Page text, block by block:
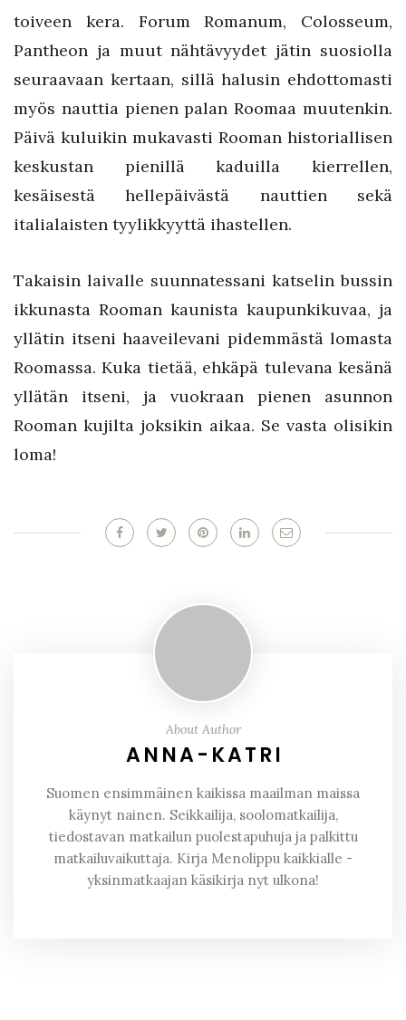
toiveen kera. Forum Romanum, Colosseum,
Pantheon ja muut nähtävyydet jätin suosiolla
seuraavaan kertaan, sillä halusin ehdottomasti
myös nauttia pienen palan Roomaa muutenkin.
Päivä kuluikin mukavasti Rooman historiallisen
keskustan pienillä kaduilla kierrellen,
kesäisestä hellepäivästä nauttien sekä
italialaisten tyylikkyyttä ihastellen.
Takaisin laivalle suunnatessani katselin bussin
ikkunasta Rooman kaunista kaupunkikuvaa, ja
yllätin itseni haaveilevani pidemmästä lomasta
Roomassa. Kuka tietää, ehkäpä tulevana kesänä
yllätän itseni, ja vuokraan pienen asunnon
Rooman kujilta joksikin aikaa. Se vasta olisikin
loma!
About Author
ANNA-KATRI
Suomen ensimmäinen kaikissa maailman maissa
käynyt nainen. Seikkailija, soolomatkailija,
tiedostavan matkailun puolestapuhuja ja palkittu
matkailuvaikuttaja. Kirja Menolippu kaikkialle -
yksinmatkaajan käsikirja nyt ulkona!